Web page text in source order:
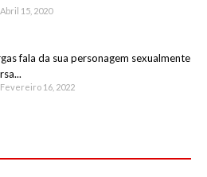
15, 2020
fala da sua personagem sexualmente
16, 2022